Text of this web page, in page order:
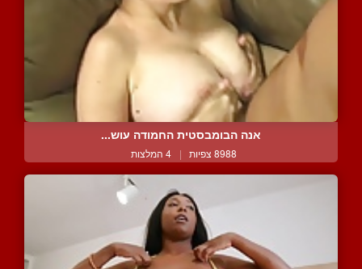
אנה הבומבסטית החמודה עוש...
8988 צפיות | 4 המלצות